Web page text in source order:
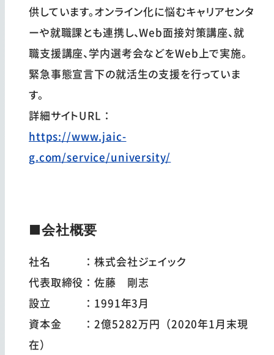
供しています。オンライン化に悩むキャリアセンタ
ーや就職課とも連携し、Web面接対策講座、就
職支援講座、学内選考会などをWeb上で実施。
緊急事態宣言下の就活生の支援を行っていま
す。
詳細サイトURL：
https://www.jaic-
g.com/service/university/
■会社概要
社名 ：株式会社ジェイック
代表取締役：佐藤 剛志
設立 ：1991年3月
資本金 ：2億5282万円（2020年1月末現
在）